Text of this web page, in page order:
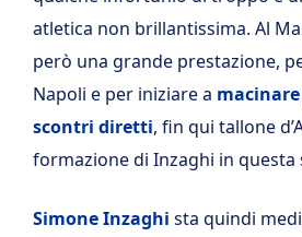
atletica non brillantissima. Al
però una grande prestazione,
Napoli e per iniziare a
scontri diretti, fin qui tallone
formazione di Inzaghi in questa
Simone Inzaghi sta quindi